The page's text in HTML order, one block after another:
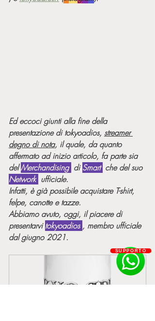
Ed eccoci giunti alla fine della
presentazione di tokyoadios, streamer
degno di nota, il quale, da quanto
affermato ad inizio articolo, fa parte sia
del Merchandising di Smart che del suo
Network ufficiale.
Infatti, è già possibile acquistare T-shirt,
felpe, canotte e tazze.
Abbiamo avuto, oggi, il piacere di
presentarvi tokyoadios , membro ufficiale
dal giugno 2021.
SUPPORTO